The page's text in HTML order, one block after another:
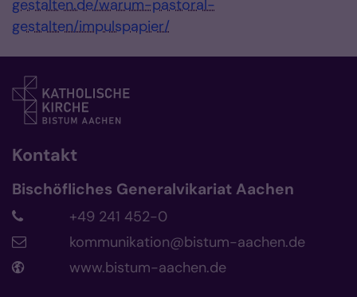
gestalten.de/warum-pastoral-
gestalten/impulspapier/
Kontakt
Bischöfliches Generalvikariat Aachen
+49 241 452-0
kommunikation@bistum-aachen.de
www.bistum-aachen.de